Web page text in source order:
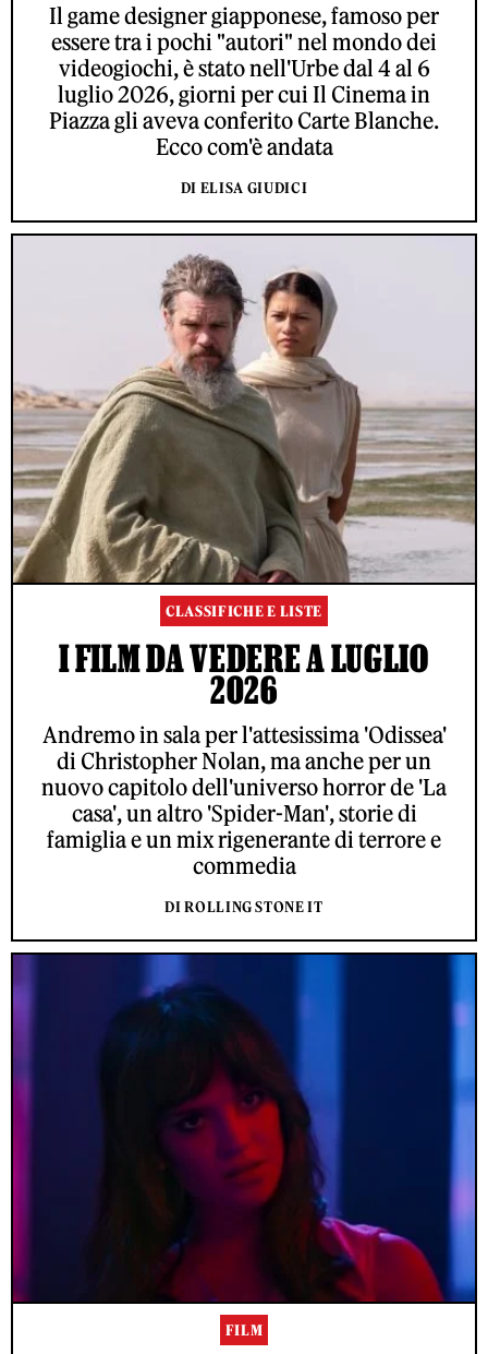
Il game designer giapponese, famoso per
essere tra i pochi "autori" nel mondo dei
videogiochi, è stato nell'Urbe dal 4 al 6
luglio 2026, giorni per cui Il Cinema in
Piazza gli aveva conferito Carte Blanche.
Ecco com'è andata
DI ELISA GIUDICI
CLASSIFICHE E LISTE
I FILM DA VEDERE A LUGLIO
2026
Andremo in sala per l'attesissima 'Odissea'
di Christopher Nolan, ma anche per un
nuovo capitolo dell'universo horror de 'La
casa', un altro 'Spider-Man', storie di
famiglia e un mix rigenerante di terrore e
commedia
DI ROLLING STONE IT
FILM